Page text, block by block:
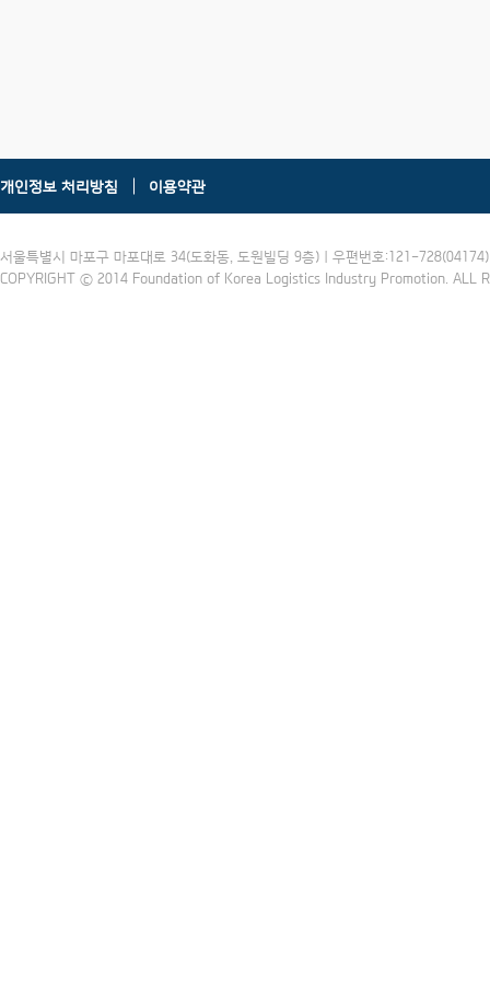
개인정보 처리방침 이용약관
서울특별시 마포구 마포대로 34(도화동, 도원빌딩 9층) | 우편번호:121-
COPYRIGHT ⓒ 2014 Foundation of Korea Logistics Industry Promotion. ALL